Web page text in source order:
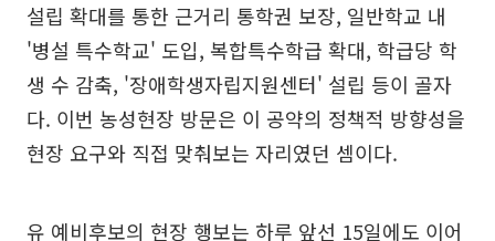
설립 확대를 통한 근거리 통학권 보장, 일반학교 내
'병설 특수학교' 도입, 복합특수학급 확대, 학급당 학
생 수 감축, '장애학생자립지원센터' 설립 등이 골자
다. 이번 농성현장 방문은 이 공약의 정책적 방향성을
현장 요구와 직접 맞춰보는 자리였던 셈이다.
유 예비후보의 현장 행보는 하루 앞선 15일에도 이어